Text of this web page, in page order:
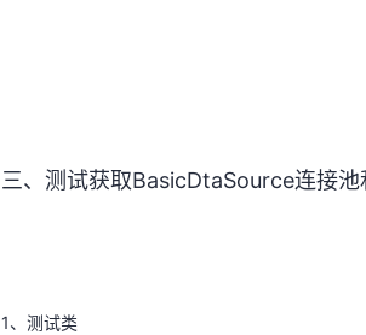
三、测试获取BasicDtaSource连接
1、测试类